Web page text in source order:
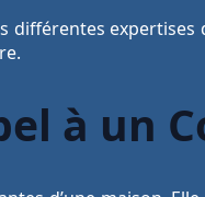
différentes expertises
à un